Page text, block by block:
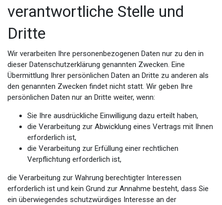
verantwortliche Stelle und
Dritte
Wir verarbeiten Ihre personenbezogenen Daten nur zu den in
dieser Datenschutzerklärung genannten Zwecken. Eine
Übermittlung Ihrer persönlichen Daten an Dritte zu anderen als
den genannten Zwecken findet nicht statt. Wir geben Ihre
persönlichen Daten nur an Dritte weiter, wenn:
Sie Ihre ausdrückliche Einwilligung dazu erteilt haben,
die Verarbeitung zur Abwicklung eines Vertrags mit Ihnen
erforderlich ist,
die Verarbeitung zur Erfüllung einer rechtlichen
Verpflichtung erforderlich ist,
die Verarbeitung zur Wahrung berechtigter Interessen
erforderlich ist und kein Grund zur Annahme besteht, dass Sie
ein überwiegendes schutzwürdiges Interesse an der